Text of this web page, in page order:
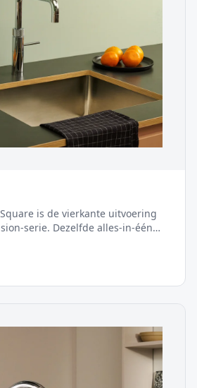
is de vierkante uitvoering
serie. Dezelfde alles-in-één
strak, hoekig ontwerp dat perfect